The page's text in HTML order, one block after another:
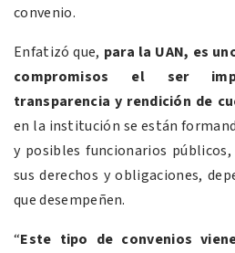
convenio.
Enfatizó que, para la UAN, es
compromisos el ser
transparencia y rendición de
en la institución se están
y posibles funcionarios
sus derechos y obligaciones,
que desempeñen.
“Este tipo de convenios